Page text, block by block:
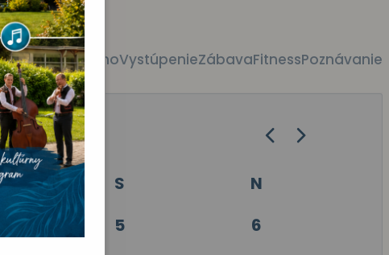
Všetky akcie KinoVystúpenieZábavaFitnessPoznávanie
S
N
5
6